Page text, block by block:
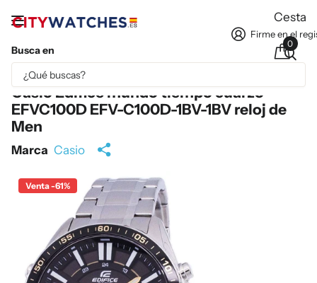
Busca en
Firme en el
Cesta
0
Parte del contenido se ha traducido automáticamente.
Casio Edifice mundo tiempo cuarzo
EFVC100D EFV-C100D-1BV-1BV reloj de
Men
Marca Casio
Venta -61%